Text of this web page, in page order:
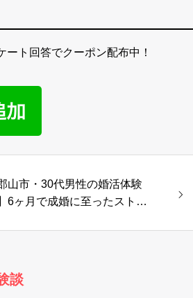
ト回答でクーポン配布中！
郡山市・30代男性の婚活体験
6ヶ月で成婚に至ったストー
談